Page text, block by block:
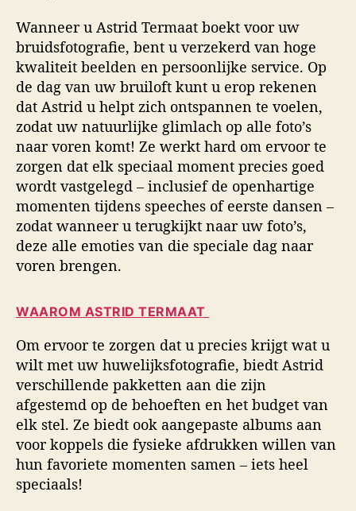
Wanneer u Astrid Termaat boekt voor uw
bruidsfotografie, bent u verzekerd van hoge
kwaliteit beelden en persoonlijke service. Op
de dag van uw bruiloft kunt u erop rekenen
dat Astrid u helpt zich ontspannen te voelen,
zodat uw natuurlijke glimlach op alle foto’s
naar voren komt! Ze werkt hard om ervoor te
zorgen dat elk speciaal moment precies goed
wordt vastgelegd – inclusief de openhartige
momenten tijdens speeches of eerste dansen –
zodat wanneer u terugkijkt naar uw foto’s,
deze alle emoties van die speciale dag naar
voren brengen.
WAAROM ASTRID TERMAAT
Om ervoor te zorgen dat u precies krijgt wat u
wilt met uw huwelijksfotografie, biedt Astrid
verschillende pakketten aan die zijn
afgestemd op de behoeften en het budget van
elk stel. Ze biedt ook aangepaste albums aan
voor koppels die fysieke afdrukken willen van
hun favoriete momenten samen – iets heel
speciaals!